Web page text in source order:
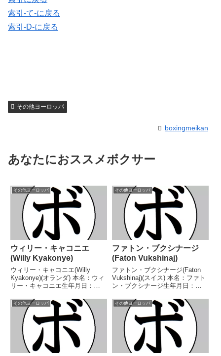
索引-て-に戻る
索引-D-に戻る
その他ヨーロッパ
boxingmeikan
あなたにおススメボクサー
その他ヨーロッパ
ウィリー・キャコニエ
(Willy Kyakonye)
ウィリー・キャコニエ(Willy
Kyakonye)(オランダ) 本名：ウィ
リー・キャコニエ生年月日：
績：15戦15勝(14KO) 【獲得タイ
トル】WBFインターナショナル
ヘビー級王座ベネルクス地域ヘビ
ー級...
その他ヨーロッパ
ファトン・ブクシナージ
(Faton Vukshinaj)
ファトン・ブクシナージ(Faton
Vukshinaj)(スイス) 本名：ファト
ン・ブクシナージ生年月日：
績：22戦17勝(12KO)3敗2分 【獲
得タイトル】WBCフランス語圏
ミドル級王座 【戦歴】201...
その他ヨーロッパ その他ヨーロッパ